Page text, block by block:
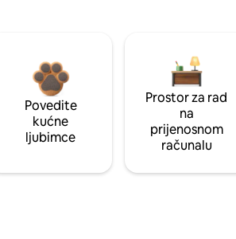
Povedite
kućne
ljubimce
Prostor za rad
na
prijenosnom
računalu